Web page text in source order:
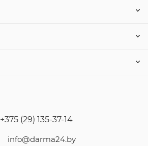
+375 (29) 135-37-14
info@darma24.by